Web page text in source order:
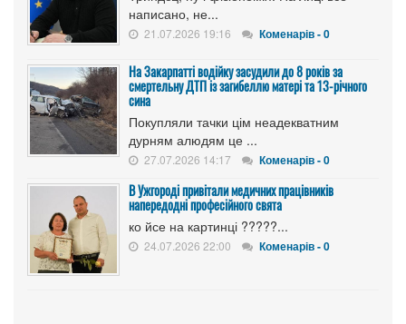
написано, не...
21.07.2026 19:16 Коменарів - 0
На Закарпатті водійку засудили до 8 років за
смертельну ДТП із загибеллю матері та 13-річного
сина
Покупляли тачки цім неадекватним
дурням алюдям це ...
27.07.2026 14:17 Коменарів - 0
В Ужгороді привітали медичних працівників
напередодні професійного свята
ко йсе на картинці ?????...
24.07.2026 22:00 Коменарів - 0